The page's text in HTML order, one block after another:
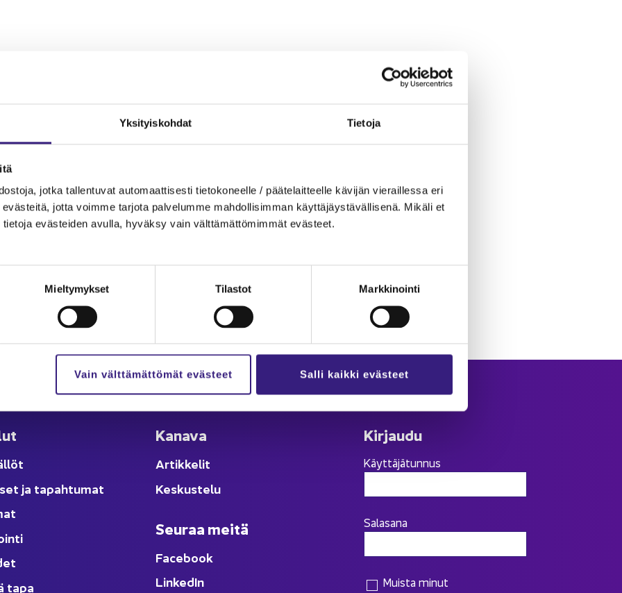
Yk­si­tyis­koh­dat Tie­to­ja
jotka tal­len­tu­vat au­to­maat­ti­ses­ti tie­to­ko­neel­le / pää­te­lait­teel­le kä­vi­jän vie­rail­les­sa eri
jotta voim­me tar­jo­ta pal­ve­lum­me mah­dol­li­sim­man käyt­tä­jäys­tä­väl­li­se­nä. Mi­kä­li et
eväs­tei­den avul­la, hy­väk­sy vain vält­tä­mät­tö­mim­mät eväs­teet.
Mieltymykset Tilastot Markkinointi
Vain välttämättömät evästeet Salli kaikki evästeet
ja ta­pah­tu­mat
tapa
Ka­na­va
Ar­tik­ke­lit
Kes­kus­te­lu
Seu­raa meitä
Face­book
Lin­ke­dIn
Kir­jau­du
Käyttäjätunnus
Salasana
Muista minut